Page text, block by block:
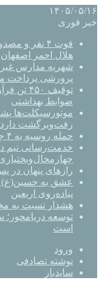
۱۴۰۵/۰۵/۱۶
خبر فوری
هلال احمر اصفهان
شهریه مدارس
پرورشی پرداخت
توقیف
ضوابط بهداشتی
رفت‌وبرگشت دارد
حمله روسیه به ۴ چهار کشتی اوکراینی در حال انتقال سلاح
خدمت‌رسانی تیم
رازهای پنهان در
عشق به حسین(ع)
پیاده‌روی اربعین
هشدار نسبت به
توسعه دریامحور؛
است
ورود
نوشته تصادفی
سایدبار